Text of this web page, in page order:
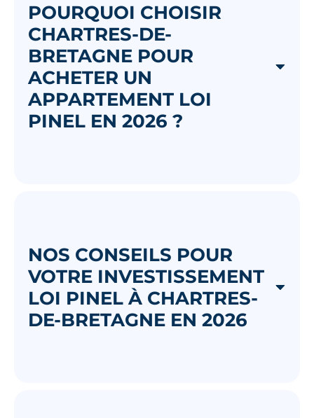
POURQUOI CHOISIR
CHARTRES-DE-
BRETAGNE POUR
ACHETER UN
APPARTEMENT LOI
PINEL EN 2026 ?
NOS CONSEILS POUR
VOTRE INVESTISSEMENT
LOI PINEL À CHARTRES-
DE-BRETAGNE EN 2026